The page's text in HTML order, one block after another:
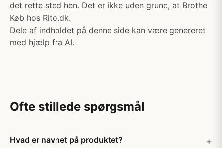
det rette sted hen. Det er ikke uden grund, at Brothe
Køb hos Rito.dk.
Dele af indholdet på denne side kan være genereret
med hjælp fra AI.
Ofte stillede spørgsmål
Hvad er navnet på produktet?